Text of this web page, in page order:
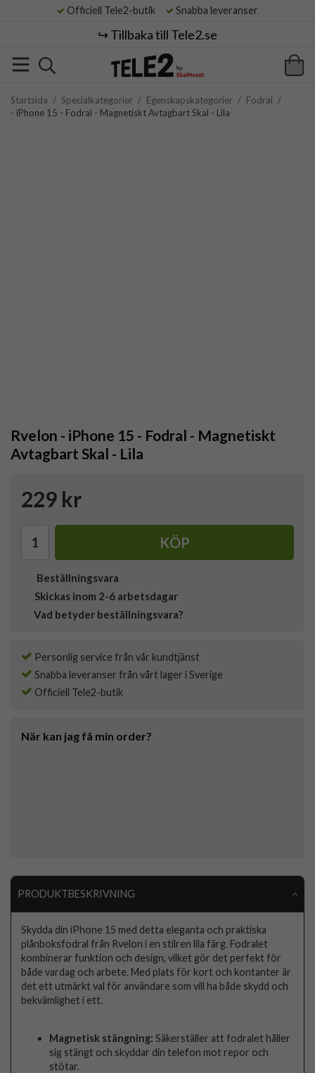
Officiell Tele2-butik Snabba leveranser
↪️ Tillbaka till Tele2.se
Startsida / Specialkategorier / Egenskapskategorier / Fodral /
- iPhone 15 - Fodral - Magnetiskt Avtagbart Skal - Lila
Rvelon - iPhone 15 - Fodral - Magnetiskt
Avtagbart Skal - Lila
229 kr
KÖP
Beställningsvara
Skickas inom 2-6 arbetsdagar
Vad betyder beställningsvara?
Personlig service från vår kundtjänst
Snabba leveranser från vårt lager i Sverige
Officiell Tele2-butik
När kan jag få min order?
PRODUKTBESKRIVNING
Skydda din iPhone 15 med detta eleganta och praktiska
plånboksfodral från Rvelon i en stilren lila färg. Fodralet
kombinerar funktion och design, vilket gör det perfekt för
både vardag och arbete. Med plats för kort och kontanter är
det ett utmärkt val för användare som vill ha både skydd och
bekvämlighet i ett.
Magnetisk stängning: Säkerställer att fodralet håller
sig stängt och skyddar din telefon mot repor och
stötar.